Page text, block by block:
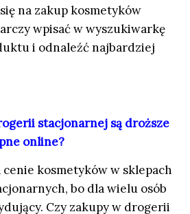
na zakup kosmetyków
wpisać w wyszukiwarkę
i odnaleźć najbardziej
stacjonarnej są droższe
online?
kosmetyków w sklepach
bo dla wielu osób
Czy zakupy w drogerii